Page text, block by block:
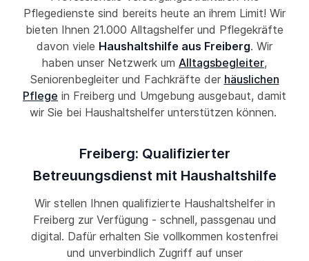
Pflegedienste sind bereits heute an ihrem Limit! Wir
bieten Ihnen 21.000 Alltagshelfer und Pflegekräfte
davon viele Haushaltshilfe aus Freiberg. Wir
haben unser Netzwerk um Alltagsbegleiter,
Seniorenbegleiter und Fachkräfte der häuslichen
Pflege in Freiberg und Umgebung ausgebaut, damit
wir Sie bei Haushaltshelfer unterstützen können.
Freiberg: Qualifizierter
Betreuungsdienst mit Haushaltshilfe
Wir stellen Ihnen qualifizierte Haushaltshelfer in
Freiberg zur Verfügung - schnell, passgenau und
digital. Dafür erhalten Sie vollkommen kostenfrei
und unverbindlich Zugriff auf unser